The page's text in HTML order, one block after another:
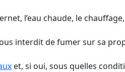
l’eau chaude, le
interdit de fumer sur sa
et, si oui, sous quelles